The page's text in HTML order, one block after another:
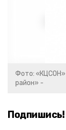
Фото: «КЦСОН»
район» -
Подпишись!